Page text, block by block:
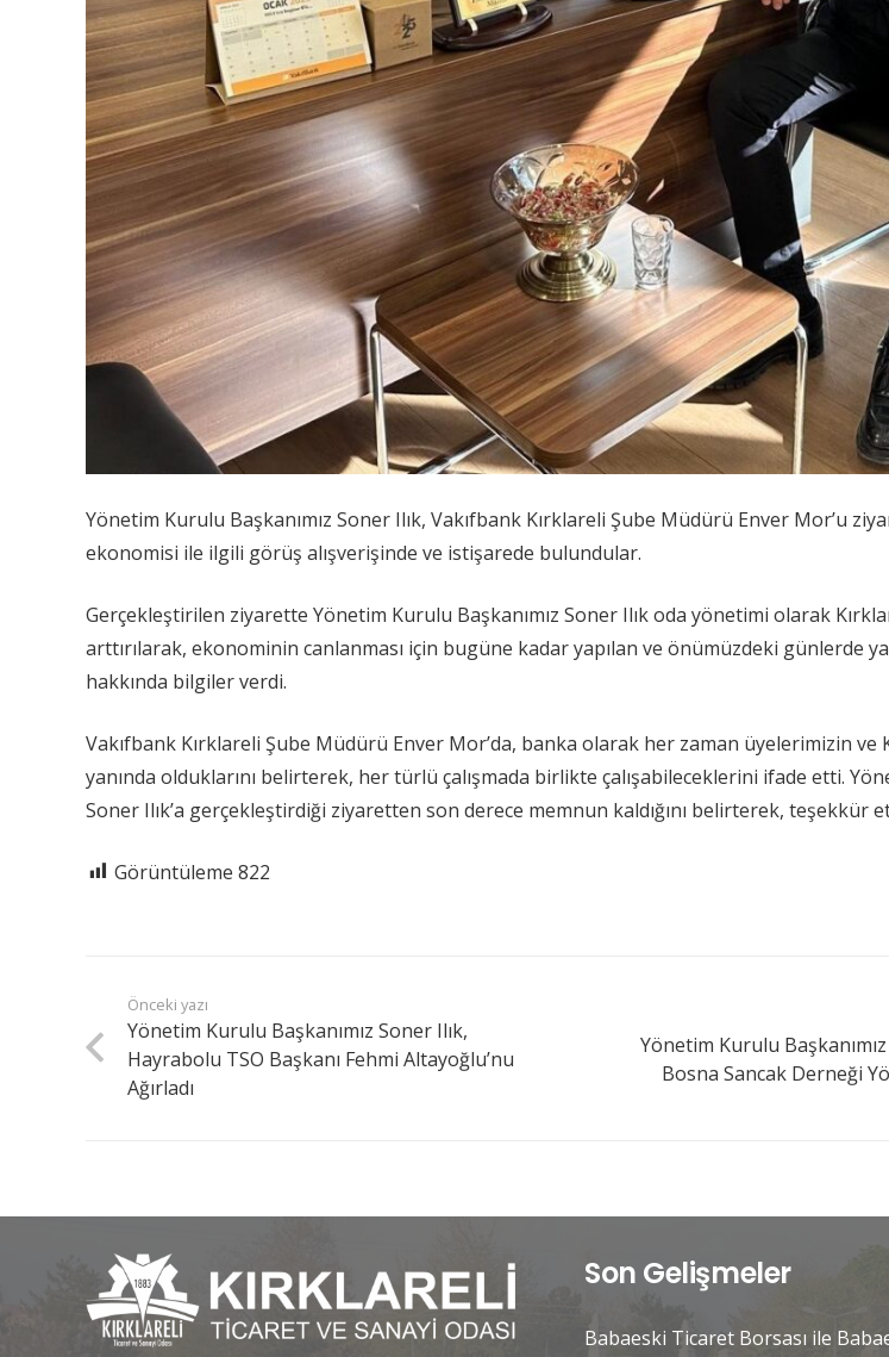
Yönetim Kurulu Başkanımız Soner Ilık, Vakıfbank Kırklareli Şube Müdürü Enver Mor’u
ekonomisi ile ilgili görüş alışverişinde ve istişarede bulundular.
Gerçekleştirilen ziyarette Yönetim Kurulu Başkanımız Soner Ilık oda yönetimi olarak
arttırılarak, ekonominin canlanması için bugüne kadar yapılan ve önümüzdeki günlerde
hakkında bilgiler verdi.
Vakıfbank Kırklareli Şube Müdürü Enver Mor’da, banka olarak her zaman üyelerimizin ve
yanında olduklarını belirterek, her türlü çalışmada birlikte çalışabileceklerini ifade etti.
Soner Ilık’a gerçekleştirdiği ziyaretten son derece memnun kaldığını belirterek, teşekkür
Görüntüleme 822
Önceki yazı
Yönetim Kurulu Başkanımız Soner Ilık,
Hayrabolu TSO Başkanı Fehmi Altayoğlu’nu
Ağırladı
Yönetim Kurulu
Bosna Sancak Derneği
Son Gelişmeler
Babaeski Ticaret Borsası ile